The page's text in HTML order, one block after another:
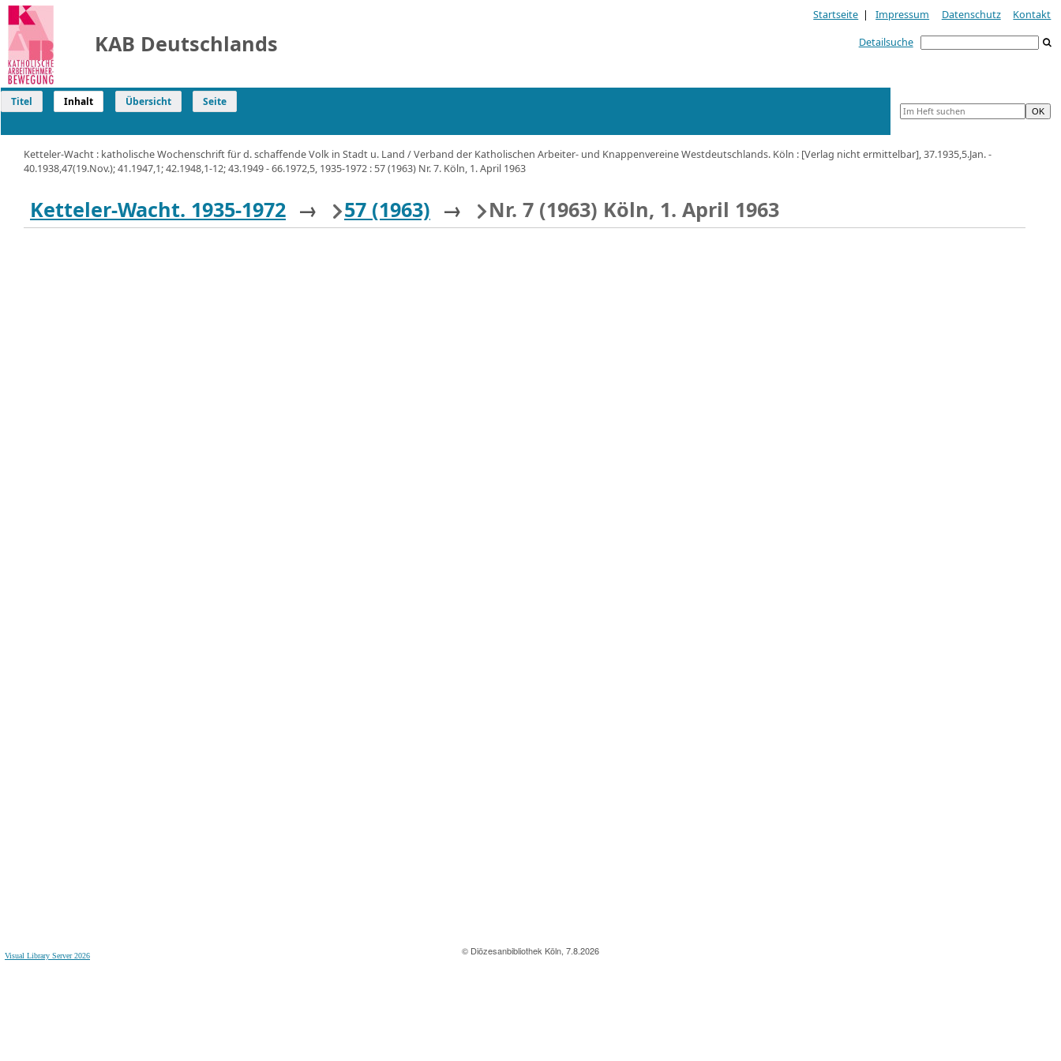
© Diözesanbibliothek Köln, 7.8.2026
Visual Library Server 2026
KAB Deutschlands
Startseite | Impressum Datenschutz
Kontakt
Detailsuche
Titel Inhalt Übersicht Seite
Ketteler-Wacht : katholische Wochenschrift für d. schaffende Volk in Stadt u. Land / Verband der Katholischen Arbeiter- und Knappenvereine Westdeutschlands. Köln : [Verlag nicht ermittelbar], 37.1935,5.Jan. -
40.1938,47(19.Nov.); 41.1947,1; 42.1948,1-12; 43.1949 - 66.1972,5, 1935-1972 : 57 (1963) Nr. 7. Köln, 1. April 1963
Ketteler-Wacht. 1935-1972 → 57 (1963) → Nr. 7 (1963) Köln, 1. April 1963